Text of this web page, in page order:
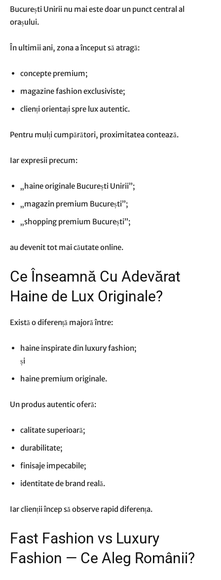
București Unirii nu mai este doar un punct central al
orașului.
În ultimii ani, zona a început să atragă:
concepte premium;
magazine fashion exclusiviste;
clienți orientați spre lux autentic.
Pentru mulți cumpărători, proximitatea contează.
Iar expresii precum:
„haine originale București Unirii”;
„magazin premium București”;
„shopping premium București”;
au devenit tot mai căutate online.
Ce Înseamnă Cu Adevărat
Haine de Lux Originale?
Există o diferență majoră între:
haine inspirate din luxury fashion;
și
haine premium originale.
Un produs autentic oferă:
calitate superioară;
durabilitate;
finisaje impecabile;
identitate de brand reală.
Iar clienții încep să observe rapid diferența.
Fast Fashion vs Luxury
Fashion — Ce Aleg Românii?